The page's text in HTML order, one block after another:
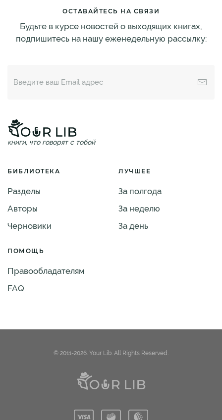
ОСТАВАЙТЕСЬ НА СВЯЗИ
Будьте в курсе новостей о выходящих книгах,
подпишитесь на нашу еженедельную рассылку:
книги, что говорят с тобой
БИБЛИОТЕКА
Разделы
Авторы
Черновики
ЛУЧШЕЕ
За полгода
За неделю
За день
ПОМОЩЬ
Правообладателям
FAQ
© 2011-2026. Your Lib. All Rights Reserved.